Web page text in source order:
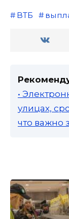
ВТБ
•
улицах,
что важно